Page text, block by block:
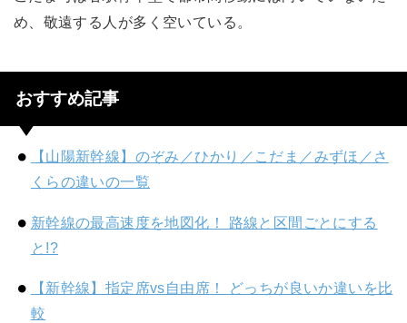
め、敬遠する人が多く空いている。
おすすめ記事
【山陽新幹線】のぞみ／ひかり／こだま／みずほ／さ
くらの違いの一覧
新幹線の最高速度を地図化！ 路線と区間ごとにする
と!?
【新幹線】指定席vs自由席！ どっちが良いか違いを比
較